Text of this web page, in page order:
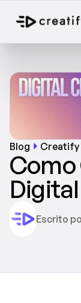
Blog Creatify
Como
Escrito